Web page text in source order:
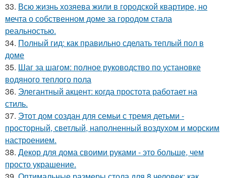
33. Всю жизнь хозяева жили в городской квартире, но
мечта о собственном доме за городом стала
реальностью.
34. Полный гид: как правильно сделать теплый пол в
доме
35. Шаг за шагом: полное руководство по установке
водяного теплого пола
36. Элегантный акцент: когда простота работает на
стиль.
37. Этот дом создан для семьи с тремя детьми -
просторный, светлый, наполненный воздухом и морским
настроением.
38. Декор для дома своими руками - это больше, чем
просто украшение.